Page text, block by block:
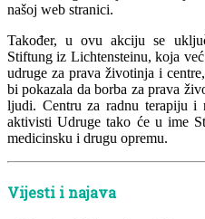
našoj web stranici.
Također, u ovu akciju se
Stiftung iz Lichtensteinu, koja
udruge za prava životinja i
bi pokazala da borba za prava
ljudi. Centru za radnu terapiju i
aktivisti Udruge tako će u ime
medicinsku i drugu opremu.
Vijesti i najava